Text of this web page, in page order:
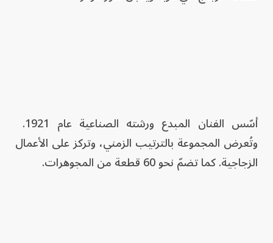
أسّس الفنان المبدع ورشته الصناعية عام 1921.
وتُعرض المجموعة بالترتيب الزمني، وتركز على الأعمال
الزجاجية. كما تضمّ نحو 60 قطعة من المجوهرات.